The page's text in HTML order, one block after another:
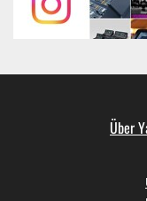
Über